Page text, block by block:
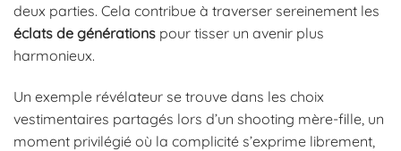
deux parties. Cela contribue à traverser sereinement les
éclats de générations pour tisser un avenir plus
harmonieux.
Un exemple révélateur se trouve dans les choix
vestimentaires partagés lors d’un shooting mère-fille, un
moment privilégié où la complicité s’exprime librement,